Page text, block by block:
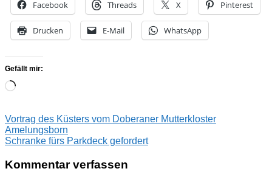
Facebook Threads X Pinterest
Drucken E-Mail WhatsApp
Gefällt mir:
Wird
Beitragsnavigation
Vorheriger
Beitrag:
Vortrag des Küsters vom Doberaner Mutterkloster
Amelungsborn
Nächster
Schranke fürs Parkdeck gefordert
Kommentar verfassen